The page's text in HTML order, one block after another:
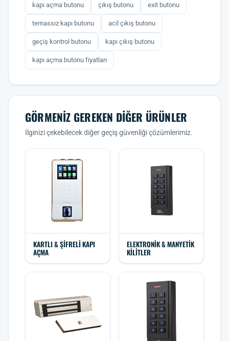
kapı açma butonu çıkış butonu exit butonu
temassız kapı butonu acil çıkış butonu
geçiş kontrol butonu kapı çıkış butonu
kapı açma butonu fiyatları
GÖRMENIZ GEREKEN DIĞER ÜRÜNLER
İlginizi çekebilecek diğer geçiş güvenliği çözümlerimiz.
KARTLI & ŞIFRELI KAPI
AÇMA
ELEKTRONIK & MANYETIK
KILITLER